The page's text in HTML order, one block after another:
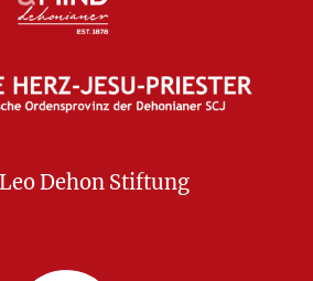
Dehon Stiftung